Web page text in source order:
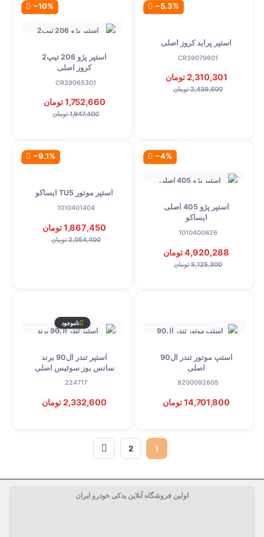
‎−5.3%
استپر پراید کروز اصلی
CR39079601
2,310,301 تومان
2,439,600 تومان
‎−10%
استپر پژو 206 تیپ2
کروز اصلی
CR39065301
1,752,660 تومان
1,947,400 تومان
‎−4%
استپر پژو 405 اصلی
ایساکو
1010400626
4,920,288 تومان
5,125,300 تومان
‎−9.1%
استپر موتور TU5 ایساکو
1010401404
1,867,450 تومان
2,054,400 تومان
استپ موتور تندر ال90
اصلی
8200092605
14,701,800 تومان
ناموجود
استپر تندر ال90 برند
سانس بوز سوئیس اصلی
224717
2,332,600 تومان
1
2
اولین فروشگاه آنلاین یدکی خودرو ایران